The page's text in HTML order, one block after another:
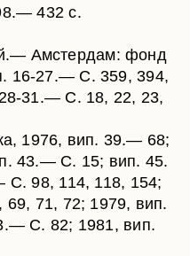
432 с.
Амстердам: фонд
16-27.— С. 359, 394,
31.— С. 18, 22, 23,
1976, вип. 39.— 68;
43.— С. 15; вип. 45.
98, 114, 118, 154;
71, 72; 1979, вип.
С. 82; 1981, вип.